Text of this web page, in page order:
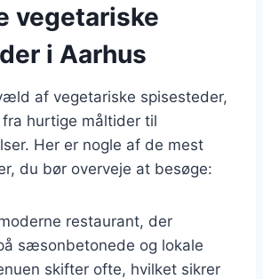
vegetariske
i Aarhus
af vegetariske spisesteder,
hurtige måltider til
Her er nogle af de mest
du bør overveje at besøge:
restaurant, der
sæsonbetonede og lokale
skifter ofte, hvilket sikrer